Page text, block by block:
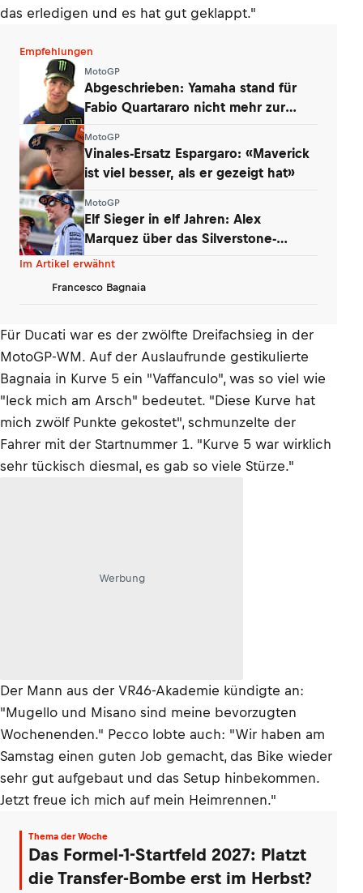
das erledigen und es hat gut geklappt."
Empfehlungen
MotoGP
Abgeschrieben: Yamaha stand für
Fabio Quartararo nicht mehr zur
MotoGP
Vinales-Ersatz Espargaro: «Maverick
ist viel besser, als er gezeigt hat»
MotoGP
Elf Sieger in elf Jahren: Alex
Marquez über das Silverstone-
Phänomen
Im Artikel erwähnt
Francesco Bagnaia
Für Ducati war es der zwölfte Dreifachsieg in der
MotoGP-WM. Auf der Auslaufrunde gestikulierte
Bagnaia in Kurve 5 ein "Vaffanculo", was so viel wie
"leck mich am Arsch" bedeutet. "Diese Kurve hat
mich zwölf Punkte gekostet", schmunzelte der
Fahrer mit der Startnummer 1. "Kurve 5 war wirklich
sehr tückisch diesmal, es gab so viele Stürze."
Werbung
Der Mann aus der VR46-Akademie kündigte an:
"Mugello und Misano sind meine bevorzugten
Wochenenden." Pecco lobte auch: "Wir haben am
Samstag einen guten Job gemacht, das Bike wieder
sehr gut aufgebaut und das Setup hinbekommen.
Jetzt freue ich mich auf mein Heimrennen."
Thema der Woche
Das Formel-1-Startfeld 2027: Platzt
die Transfer-Bombe erst im Herbst?